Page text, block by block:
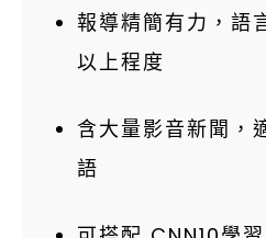
報導精簡有力，語
以上程度
含大量影音新聞，
語